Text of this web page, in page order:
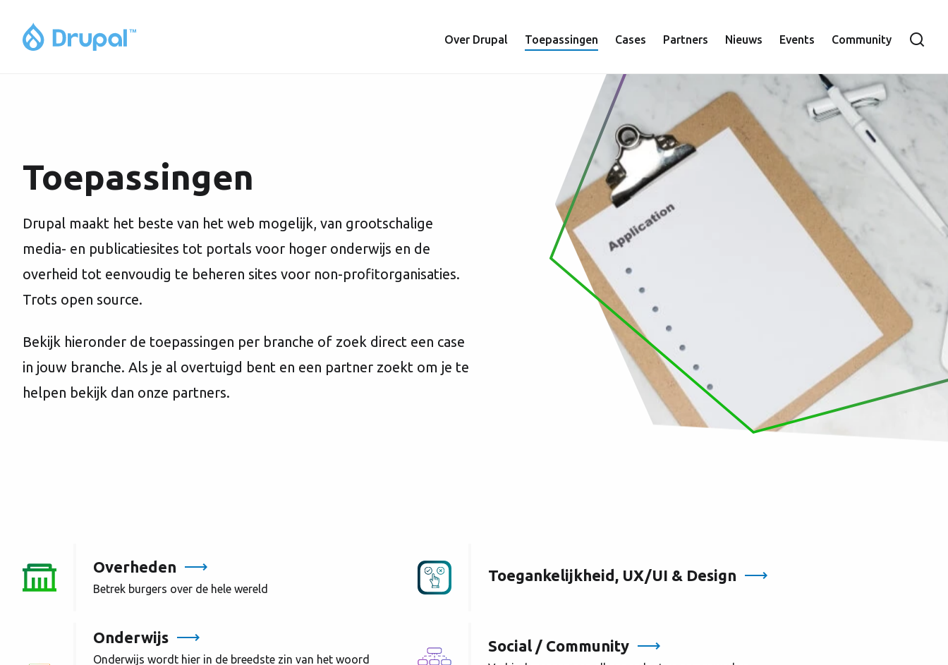
Hoofdnavigatie
Over Drupal Toepassingen Cases Partners Nieuws Events Community
Toepassingen
Drupal maakt het beste van het web mogelijk, van grootschalige
media- en publicatiesites tot portals voor hoger onderwijs en de
overheid tot eenvoudig te beheren sites voor non-profitorganisaties.
Trots open source.
Bekijk hieronder de toepassingen per branche of zoek direct een case
in jouw branche. Als je al overtuigd bent en een partner zoekt om je te
helpen bekijk dan onze partners.
Overheden
Betrek burgers over de hele wereld
Toegankelijkheid, UX/UI & Design
Onderwijs
Onderwijs wordt hier in de breedste zin van het woord
Social / Community